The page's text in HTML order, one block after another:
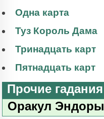
Одна карта
Туз Король Дама
Тринадцать карт
Пятнадцать карт
Прочие гадания
Оракул Эндоры